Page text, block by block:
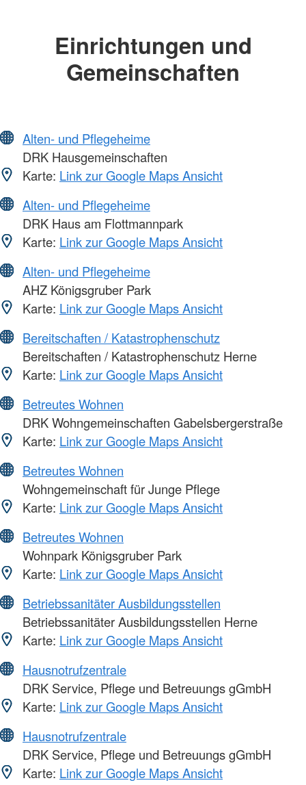
Einrichtungen und
Gemeinschaften
Alten- und Pflegeheime
DRK Hausgemeinschaften
Karte: Link zur Google Maps Ansicht
Alten- und Pflegeheime
DRK Haus am Flottmannpark
Karte: Link zur Google Maps Ansicht
Alten- und Pflegeheime
AHZ Königsgruber Park
Karte: Link zur Google Maps Ansicht
Bereitschaften / Katastrophenschutz
Bereitschaften / Katastrophenschutz Herne
Karte: Link zur Google Maps Ansicht
Betreutes Wohnen
DRK Wohngemeinschaften Gabelsbergerstraße
Karte: Link zur Google Maps Ansicht
Betreutes Wohnen
Wohngemeinschaft für Junge Pflege
Karte: Link zur Google Maps Ansicht
Betreutes Wohnen
Wohnpark Königsgruber Park
Karte: Link zur Google Maps Ansicht
Betriebssanitäter Ausbildungsstellen
Betriebssanitäter Ausbildungsstellen Herne
Karte: Link zur Google Maps Ansicht
Hausnotrufzentrale
DRK Service, Pflege und Betreuungs gGmbH
Karte: Link zur Google Maps Ansicht
Hausnotrufzentrale
DRK Service, Pflege und Betreuungs gGmbH
Karte: Link zur Google Maps Ansicht